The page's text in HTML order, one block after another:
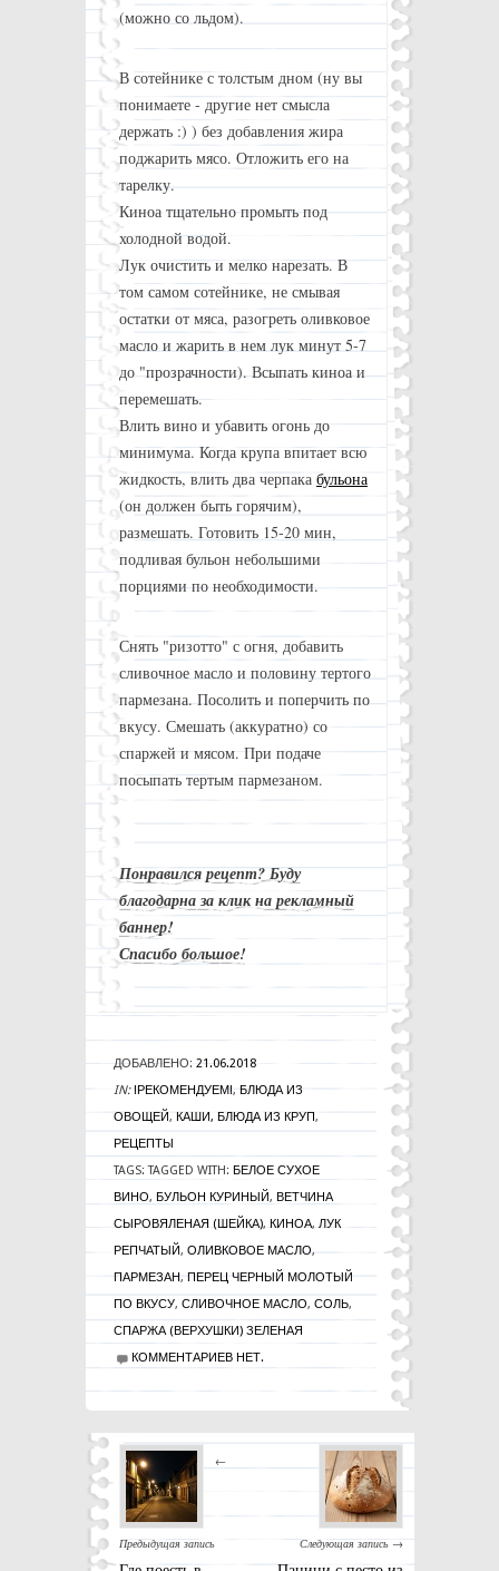
(можно со льдом).
В сотейнике с толстым дном (ну вы
понимаете - другие нет смысла
держать :) ) без добавления жира
поджарить мясо. Отложить его на
тарелку.
Киноа тщательно промыть под
холодной водой.
Лук очистить и мелко нарезать. В
том самом сотейнике, не смывая
остатки от мяса, разогреть оливковое
масло и жарить в нем лук минут 5-7
до "прозрачности). Всыпать киноа и
перемешать.
Влить вино и убавить огонь до
минимума. Когда крупа впитает всю
жидкость, влить два черпака бульона
(он должен быть горячим),
размешать. Готовить 15-20 мин,
подливая бульон небольшими
порциями по необходимости.
Снять "ризотто" с огня, добавить
сливочное масло и половину тертого
пармезана. Посолить и поперчить по
вкусу. Смешать (аккуратно) со
спаржей и мясом. При подаче
посыпать тертым пармезаном.
Понравился рецепт? Буду
благодарна за клик на рекламный
баннер!
Спасибо большое!
ДОБАВЛЕНО: 21.06.2018
IN: !РЕКОМЕНДУЕМ!, БЛЮДА ИЗ
ОВОЩЕЙ, КАШИ, БЛЮДА ИЗ КРУП,
РЕЦЕПТЫ
TAGS: TAGGED WITH: БЕЛОЕ СУХОЕ
ВИНО, БУЛЬОН КУРИНЫЙ, ВЕТЧИНА
СЫРОВЯЛЕНАЯ (ШЕЙКА), КИНОА,ЛУК
РЕПЧАТЫЙ, ОЛИВКОВОЕ МАСЛО,
ПАРМЕЗАН, ПЕРЕЦ ЧЕРНЫЙ МОЛОТЫЙ
ПО ВКУСУ, СЛИВОЧНОЕ МАСЛО, СОЛЬ,
СПАРЖА (ВЕРХУШКИ) ЗЕЛЕНАЯ
КОММЕНТАРИЕВ НЕТ.
←
Предыдущая запись Следующая запись →